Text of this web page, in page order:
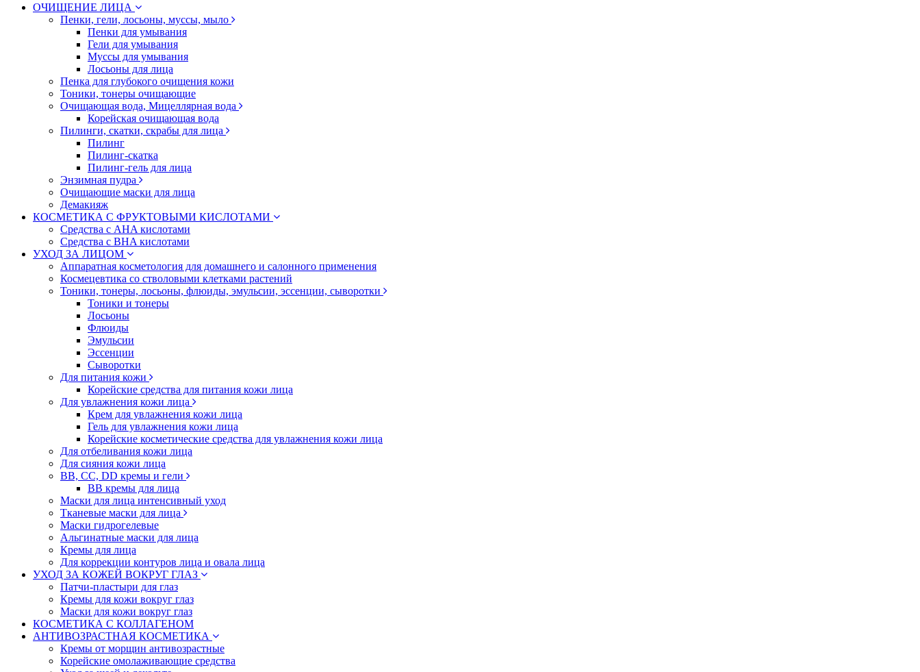
ОЧИЩЕНИЕ ЛИЦА
Пенки, гели, лосьоны, муссы, мыло
Пенки для умывания
Гели для умывания
Муссы для умывания
Лосьоны для лица
Пенка для глубокого очищения кожи
Тоники, тонеры очищающие
Очищающая вода, Мицеллярная вода
Корейская очищающая вода
Пилинги, скатки, скрабы для лица
Пилинг
Пилинг-скатка
Пилинг-гель для лица
Энзимная пудра
Очищающие маски для лица
Демакияж
КОСМЕТИКА С ФРУКТОВЫМИ КИСЛОТАМИ
Средства с AHA кислотами
Средства с BHA кислотами
УХОД ЗА ЛИЦОМ
Аппаратная косметология для домашнего и салонного применения
Космецевтика со стволовыми клетками растений
Тоники, тонеры, лосьоны, флюиды, эмульсии, эссенции, сыворотки
Тоники и тонеры
Лосьоны
Флюиды
Эмульсии
Эссенции
Сыворотки
Для питания кожи
Корейские средства для питания кожи лица
Для увлажнения кожи лица
Крем для увлажнения кожи лица
Гель для увлажнения кожи лица
Корейские косметические средства для увлажнения кожи лица
Для отбеливания кожи лица
Для сияния кожи лица
BB, CC, DD кремы и гели
BB кремы для лица
Маски для лица интенсивный уход
Тканевые маски для лица
Маски гидрогелевые
Альгинатные маски для лица
Кремы для лица
Для коррекции контуров лица и овала лица
УХОД ЗА КОЖЕЙ ВОКРУГ ГЛАЗ
Патчи-пластыри для глаз
Кремы для кожи вокруг глаз
Маски для кожи вокруг глаз
КОСМЕТИКА С КОЛЛАГЕНОМ
АНТИВОЗРАСТНАЯ КОСМЕТИКА
Кремы от морщин антивозрастные
Корейские омолаживающие средства